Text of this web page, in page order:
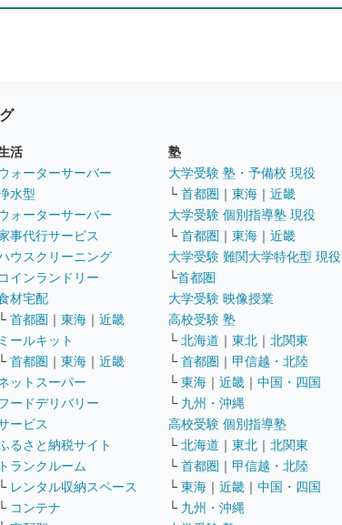
活
ォーターサーバー
水型
ォーターサーバー
事代行サービス
ウスクリーニング
コインランドリー
材宅配
└ 首都圏 ｜ 東海 ｜ 近畿
ミールキット
└ 首都圏 ｜ 東海 ｜ 近畿
ットスーパー
ードデリバリー
ービス
るさと納税サイト
トランクルーム
└ レンタル収納スペース
└ コンテナ
塾
大学受験 塾・予備校 現役
└ 首都圏 ｜ 東海 ｜ 近畿
大学受験 個別指導塾 現役
└ 首都圏 ｜ 東海 ｜ 近畿
大学受験 難関大学特化型 現役
└首都圏
大学受験 映像授業
高校受験 塾
└ 北海道 ｜ 東北 ｜ 北関東
└ 首都圏 ｜ 甲信越・北陸
└ 東海 ｜ 近畿 ｜ 中国・四国
└ 九州・沖縄
高校受験 個別指導塾
└ 北海道 ｜ 東北 ｜ 北関東
└ 首都圏 ｜ 甲信越・北陸
└ 東海 ｜ 近畿 ｜ 中国・四国
└ 九州・沖縄